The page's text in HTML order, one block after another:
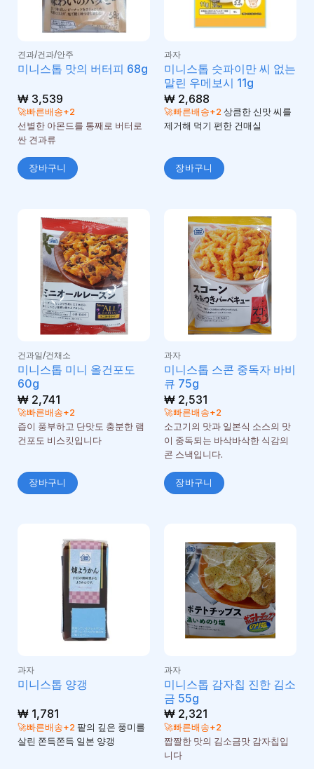
견과/건과/안주
미니스톱 맛의 버터피 68g
₩3,539
🚀빠른배송+2
선별한 아몬드를 통째로 버터로
싼 견과류
장바구니
과자
미니스톱 슷파이만 씨 없는
말린 우메보시 11g
₩2,688
🚀빠른배송+2 상큼한 신맛 씨를
제거해 먹기 편한 건매실
장바구니
건과일/건채소
미니스톱 미니 올건포도
60g
₩2,741
🚀빠른배송+2
즙이 풍부하고 단맛도 충분한 램
건포도 비스킷입니다
장바구니
과자
미니스톱 스콘 중독자 바비
큐 75g
₩2,531
🚀빠른배송+2
소고기의 맛과 일본식 소스의 맛
이 중독되는 바삭바삭한 식감의
콘 스낵입니다.
장바구니
과자
미니스톱 양갱
₩1,781
🚀빠른배송+2 팥의 깊은 풍미를
살린 쫀득쫀득 일본 양갱
과자
미니스톱 감자칩 진한 김소
금 55g
₩2,321
🚀빠른배송+2
짭짤한 맛의 김소금맛 감자칩입
니다